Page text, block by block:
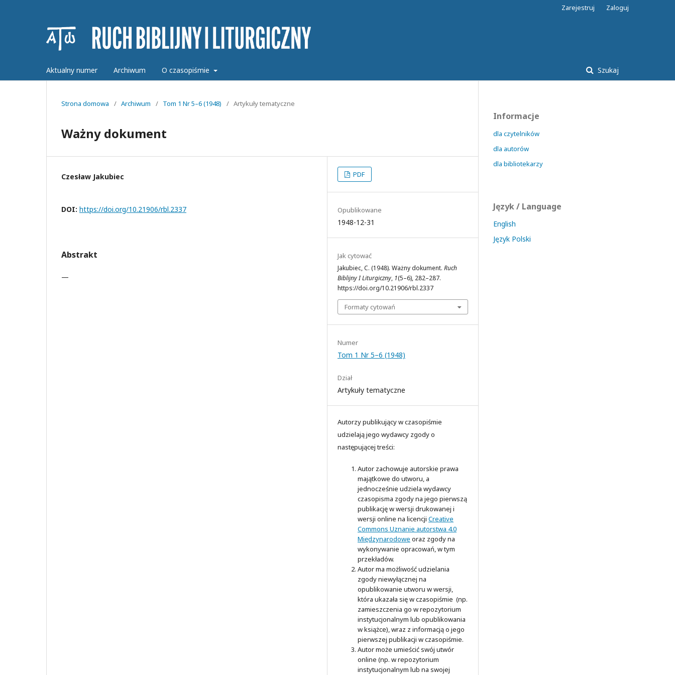
Aktualny numer Archiwum O czasopiśmie Szukaj
Zarejestruj Zaloguj
Strona domowa / Archiwum / Tom 1 Nr 5–6 (1948) / Artykuły tematyczne
Ważny dokument
Czesław Jakubiec
DOI: https://doi.org/10.21906/rbl.2337
Abstrakt
—
PDF
Opublikowane
1948-12-31
Jak cytować
Jakubiec, C. (1948). Ważny dokument. Ruch
Biblijny I Liturgiczny, 1(5–6), 282–287.
https://doi.org/10.21906/rbl.2337
Formaty cytowań
Numer
Tom 1 Nr 5–6 (1948)
Dział
Artykuły tematyczne
Autorzy publikujący w czasopiśmie
udzielają jego wydawcy zgody o
następującej treści:
Autor zachowuje autorskie prawa
majątkowe do utworu, a
jednocześnie udziela wydawcy
czasopisma zgody na jego pierwszą
publikację w wersji drukowanej i
wersji online na licencji Creative
Commons Uznanie autorstwa 4.0
Międzynarodowe oraz zgody na
wykonywanie opracowań, w tym
przekładów.
Autor ma możliwość udzielania
zgody niewyłącznej na
opublikowanie utworu w wersji,
która ukazała się w czasopiśmie (np.
zamieszczenia go w repozytorium
instytucjonalnym lub opublikowania
w książce), wraz z informacją o jego
pierwszej publikacji w czasopiśmie.
Autor może umieścić swój utwór
online (np. w repozytorium
instytucjonalnym lub na swojej
Informacje
dla czytelników
dla autorów
dla bibliotekarzy
Język / Language
English
Język Polski